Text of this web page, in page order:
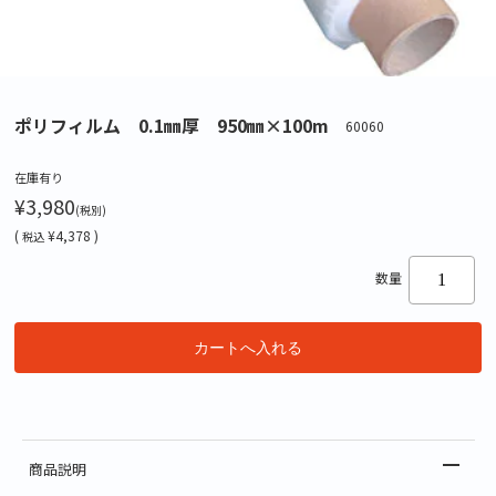
ポリフィルム 0.1㎜厚 950㎜×100m 60060
在庫有り
¥3,980(税別)
( 税込 ¥4,378 )
数量
商品説明